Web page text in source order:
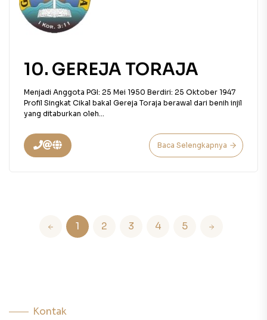
10. GEREJA TORAJA
Menjadi Anggota PGI: 25 Mei 1950 Berdiri: 25 Oktober 1947
Profil Singkat Cikal bakal Gereja Toraja berawal dari benih injil
yang ditaburkan oleh...
Baca Selengkapnya
1 2 3 4 5
Kontak